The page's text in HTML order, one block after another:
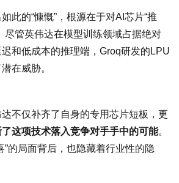
此的“慷慨”，根源在于对AI芯片“推
尽管英伟达在模型训练领域占据绝对
和低成本的推理端，Groq研发的LPU
在威胁。
不仅补齐了自身的专用芯片短板，更
这项技术落入竞争对手手中的可能。
”的局面背后，也隐藏着行业性的隐